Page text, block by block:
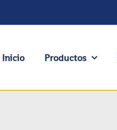
Inicio Productos